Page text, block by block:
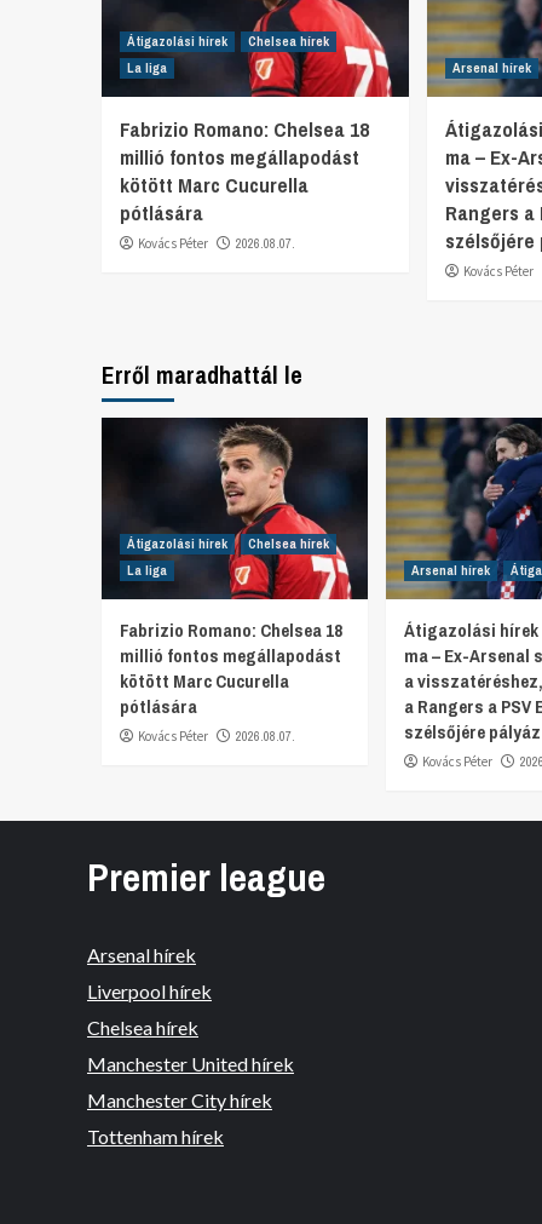
Átigazolási hírek
Chelsea hírek
La liga
Fabrizio Romano: Chelsea 18
millió fontos megállapodást
kötött Marc Cucurella
pótlására
Kovács Péter 2026.08.07.
Arsenal hírek
ma – Ex-
Rangers a
szélsőjére
Kovács Péter
Erről maradhattál le
Átigazolási hírek
Chelsea hírek
La liga
Fabrizio Romano: Chelsea 18
millió fontos megállapodást
kötött Marc Cucurella
pótlására
Kovács Péter 2026.08.07.
Arsenal hírek
Átigazolási hírek
ma – Ex-Arsenal
a
a Rangers a PSV
szélsőjére
Kovács Péter
Premier league
Arsenal hírek
Liverpool hírek
Chelsea hírek
Manchester United hírek
Manchester City hírek
Tottenham hírek